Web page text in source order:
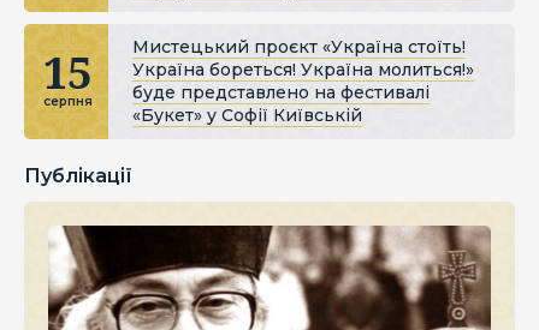
15
серпня
Мистецький проєкт «Україна стоїть!
Україна бореться! Україна молиться!»
буде представлено на фестивалі
«Букет» у Софії Київській
Публікації